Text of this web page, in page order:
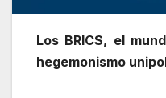
Los BRICS, el
hegemonismo